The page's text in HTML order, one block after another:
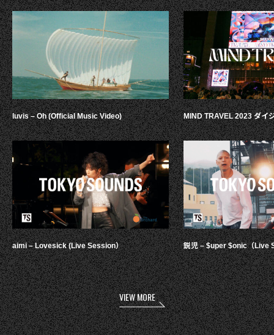
luvis – Oh (Official Music Video)
aimi – Lovesick (Live Session）
MIND TRAVEL 2023 ダイ
鋭児 – $uper $onic（Live
VIEW MORE